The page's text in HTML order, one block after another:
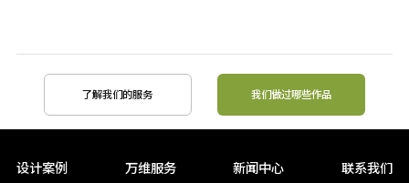
了解我们的服务 我们做过哪些作品
设计案例 万维服务 新闻中心 联系我们